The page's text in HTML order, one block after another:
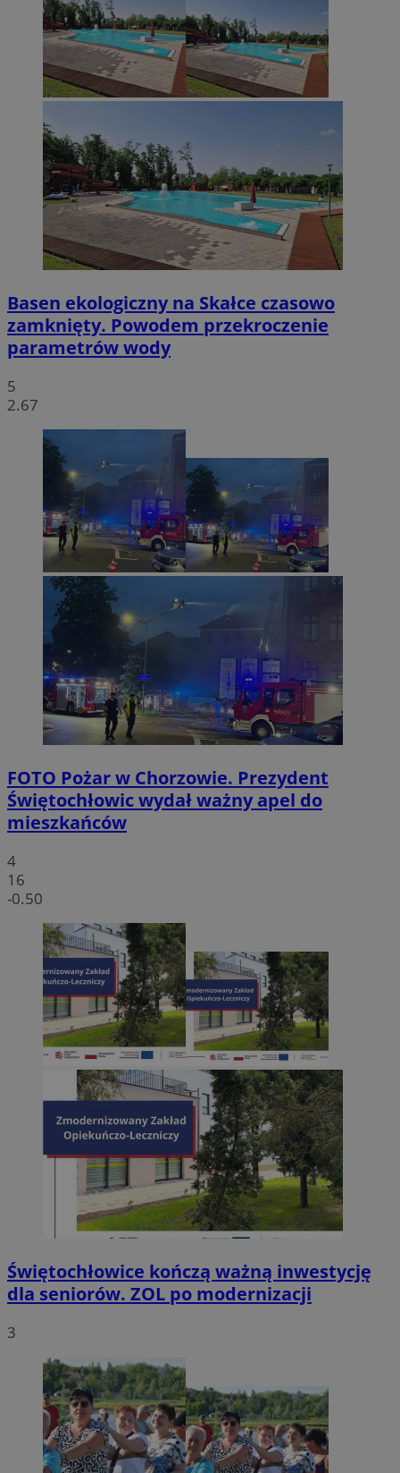
Basen ekologiczny na Skałce czasowo
zamknięty. Powodem przekroczenie
parametrów wody
5
2.67
FOTO Pożar w Chorzowie. Prezydent
Świętochłowic wydał ważny apel do
mieszkańców
4
16
-0.50
Świętochłowice kończą ważną inwestycję
dla seniorów. ZOL po modernizacji
3